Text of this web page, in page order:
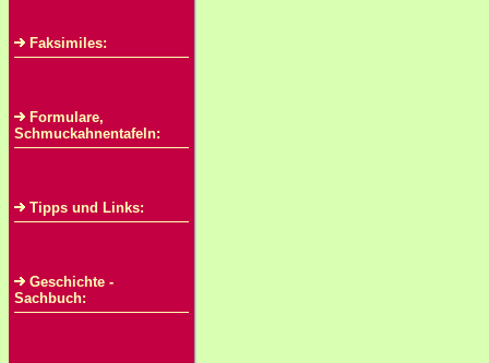
Faksimiles:
Formulare,
Schmuckahnentafeln:
Tipps und Links:
Geschichte -
Sachbuch: